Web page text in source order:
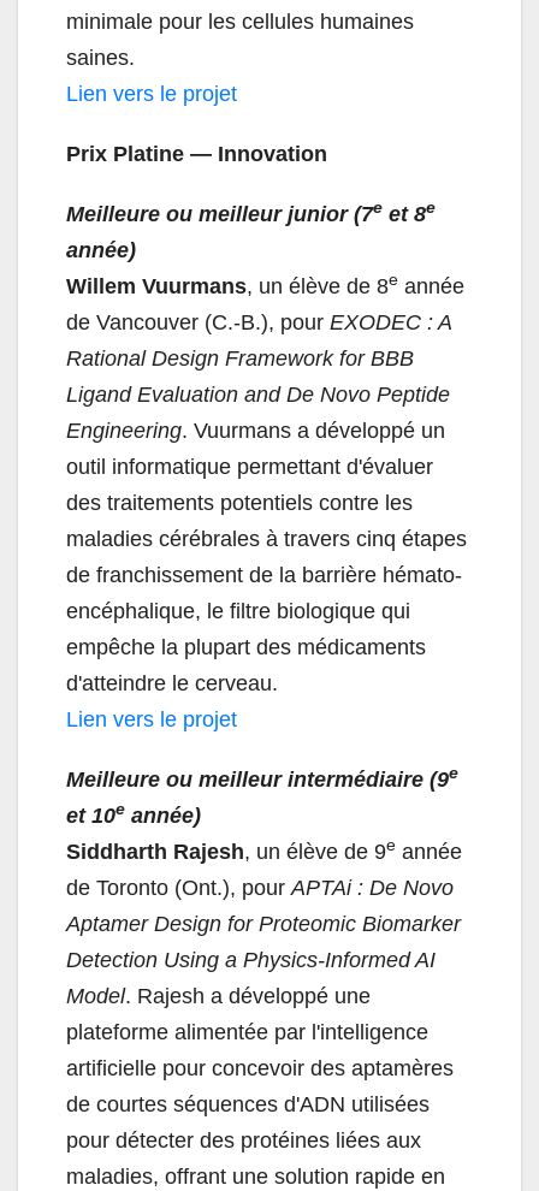
minimale pour les cellules humaines
saines.
Lien vers le projet
Prix Platine — Innovation
Meilleure ou meilleur junior (7e et 8e
année)
Willem Vuurmans, un élève de 8e année
de Vancouver (C.-B.), pour EXODEC : A
Rational Design Framework for BBB
Ligand Evaluation and De Novo Peptide
Engineering. Vuurmans a développé un
outil informatique permettant d'évaluer
des traitements potentiels contre les
maladies cérébrales à travers cinq étapes
de franchissement de la barrière hémato-
encéphalique, le filtre biologique qui
empêche la plupart des médicaments
d'atteindre le cerveau.
Lien vers le projet
Meilleure ou meilleur intermédiaire (9e
et 10e année)
Siddharth Rajesh, un élève de 9e année
de Toronto (Ont.), pourAPTAi : De Novo
Aptamer Design for Proteomic Biomarker
Detection Using a Physics-Informed AI
Model. Rajesh a développé une
plateforme alimentée par l'intelligence
artificielle pour concevoir des aptamères
de courtes séquences d'ADN utilisées
pour détecter des protéines liées aux
maladies, offrant une solution rapide en